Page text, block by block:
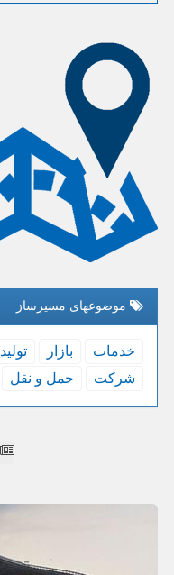
موضوعهای مسیرساز
خدمات بازار تولید
شركت
حمل و نقل